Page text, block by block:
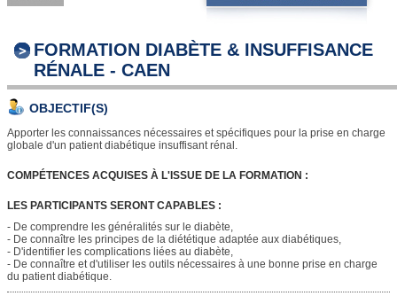
FORMATION DIABÈTE & INSUFFISANCE
RÉNALE - CAEN
OBJECTIF(S)
Apporter les connaissances nécessaires et spécifiques pour la prise en charge
globale d'un patient diabétique insuffisant rénal.
COMPÉTENCES ACQUISES À L'ISSUE DE LA FORMATION :
LES PARTICIPANTS SERONT CAPABLES :
- De comprendre les généralités sur le diabète,
- De connaître les principes de la diététique adaptée aux diabétiques,
- D'identifier les complications liées au diabète,
- De connaître et d'utiliser les outils nécessaires à une bonne prise en charge
du patient diabétique.